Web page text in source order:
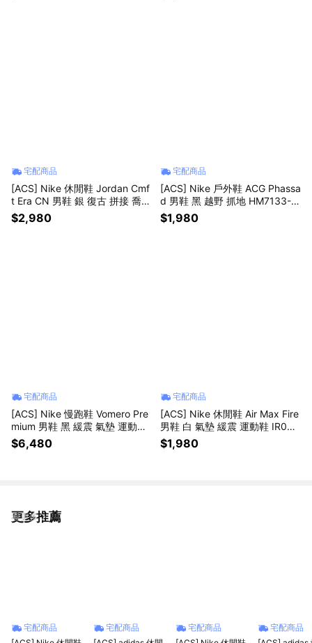
宅配商品
[ACS] Nike 休閒鞋 Jordan Cmf
t Era CN 男鞋 銀 復古 拼接 喬丹
196 IW2023-011
$2,980
宅配商品
[ACS] Nike 戶外鞋 ACG Phassa
d 男鞋 黑 越野 抓地 HM7133-0
03
$1,980
宅配商品
[ACS] Nike 慢跑鞋 Vomero Pre
mium 男鞋 黑 緩震 氣墊 運動鞋
厚底 HQ2050-002
$6,480
宅配商品
[ACS] Nike 休閒鞋 Air Max Fire
男鞋 白 氣墊 緩震 運動鞋 IR081
9-100
$1,980
更多推薦
看更多
宅配商品
宅配商品
宅配商品
宅配商品